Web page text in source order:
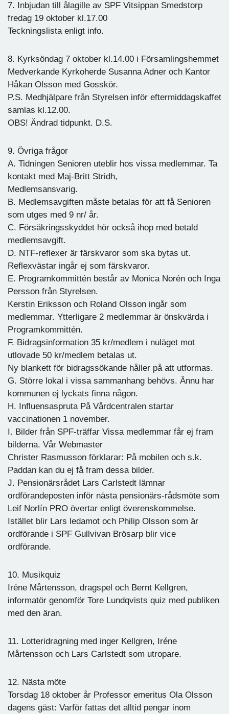
7. Inbjudan till ålagille av SPF Vitsippan Smedstorp
fredag 19 oktober kl.17.00
Teckningslista enligt info.
8. Kyrksöndag 7 oktober kl.14.00 i Församlingshemmet
Medverkande Kyrkoherde Susanna Adner och Kantor
Håkan Olsson med Gosskör.
P.S. Medhjälpare från Styrelsen inför eftermiddagskaffet
samlas kl.12.00.
OBS! Ändrad tidpunkt. D.S.
9. Övriga frågor
A. Tidningen Senioren uteblir hos vissa medlemmar. Ta
kontakt med Maj-Britt Stridh,
Medlemsansvarig.
B. Medlemsavgiften måste betalas för att få Senioren
som utges med 9 nr/ år.
C. Försäkringsskyddet hör också ihop med betald
medlemsavgift.
D. NTF-reflexer är färskvaror som ska bytas ut.
Reflexvästar ingår ej som färskvaror.
E. Programkommittén består av Monica Norén och Inga
Persson från Styrelsen.
Kerstin Eriksson och Roland Olsson ingår som
medlemmar. Ytterligare 2 medlemmar är önskvärda i
Programkommittén.
F. Bidragsinformation 35 kr/medlem i nuläget mot
utlovade 50 kr/medlem betalas ut.
Ny blankett för bidragssökande håller på att utformas.
G. Större lokal i vissa sammanhang behövs. Ännu har
kommunen ej lyckats finna någon.
H. Influensaspruta På Vårdcentralen startar
vaccinationen 1 november.
I. Bilder från SPF-träffar Vissa medlemmar får ej fram
bilderna. Vår Webmaster
Christer Rasmusson förklarar: På mobilen och s.k.
Paddan kan du ej få fram dessa bilder.
J. Pensionärsrådet Lars Carlstedt lämnar
ordförandeposten inför nästa pensionärs-rådsmöte som
Leif Norlín PRO övertar enligt överenskommelse.
Istället blir Lars ledamot och Philip Olsson som är
ordförande i SPF Gullvivan Brösarp blir vice
ordförande.
10. Musikquiz
Iréne Mårtensson, dragspel och Bernt Kellgren,
informatör genomför Tore Lundqvists quiz med publiken
med den äran.
11. Lotteridragning med inger Kellgren, Iréne
Mårtensson och Lars Carlstedt som utropare.
12. Nästa möte
Torsdag 18 oktober år Professor emeritus Ola Olsson
dagens gäst: Varför fattas det alltid pengar inom